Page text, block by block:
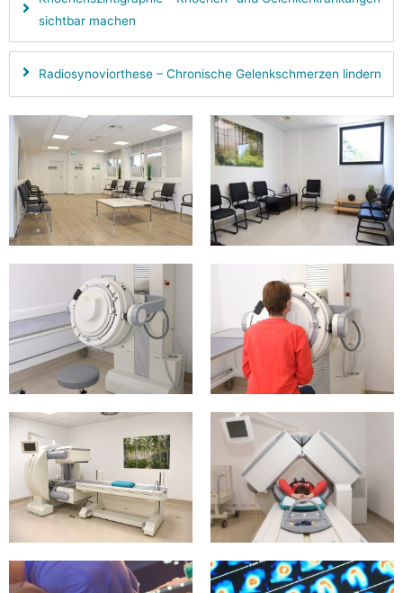
sichtbar machen
Radiosynoviorthese – Chronische Gelenkschmerzen lindern